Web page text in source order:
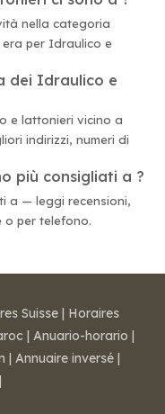
nella categoria
per Idraulico e
dei Idraulico e
e lattonieri vicino a
indirizzi, numeri di
più consigliati a ?
a — leggi recensioni,
o per telefono.
Suisse | Horaires
| Anuario-horario |
| Annuaire inversé |
|